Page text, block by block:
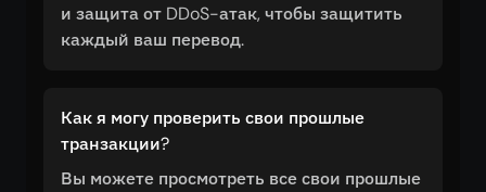
и защита от DDoS-атак, чтобы защитить
каждый ваш перевод.
Как я могу проверить свои прошлые
транзакции?
Вы можете просмотреть все свои прошлые